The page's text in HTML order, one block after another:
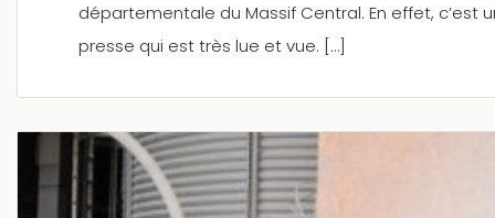
départementale du Massif Central. En effet, c’est
presse qui est très lue et vue. […]